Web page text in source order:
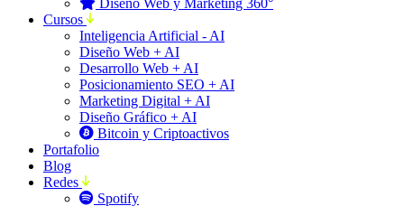
Diseño Web y Marketing 360°
Cursos
Inteligencia Artificial - AI
Diseño Web + AI
Desarrollo Web + AI
Posicionamiento SEO + AI
Marketing Digital + AI
Diseño Gráfico + AI
Bitcoin y Criptoactivos
Portafolio
Blog
Redes
Spotify